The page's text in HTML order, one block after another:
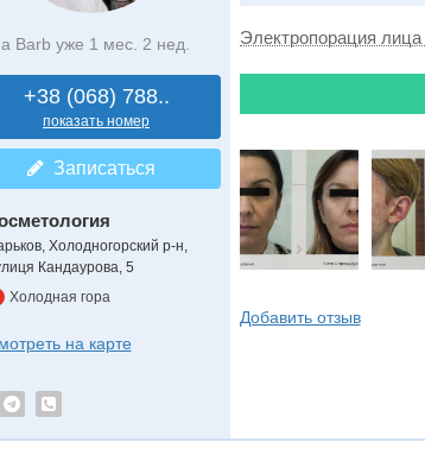
Barb уже 1 мес. 2 нед.
+38 (068) 788..
показать номер
Записаться
Холодногорский р-н,
Кандаурова, 5
Холодная гора
на карте
Электропорация лица
Добавить отзыв